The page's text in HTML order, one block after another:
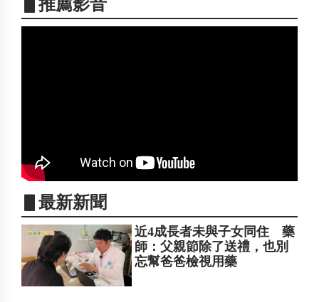
▋推薦影音
▋最新新聞
近4成長者未與子女同住 藥
師：父親節除了送禮，也別
忘幫爸爸檢視用藥